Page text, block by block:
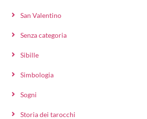
San Valentino
Senza categoria
Sibille
Simbologia
Sogni
Storia dei tarocchi